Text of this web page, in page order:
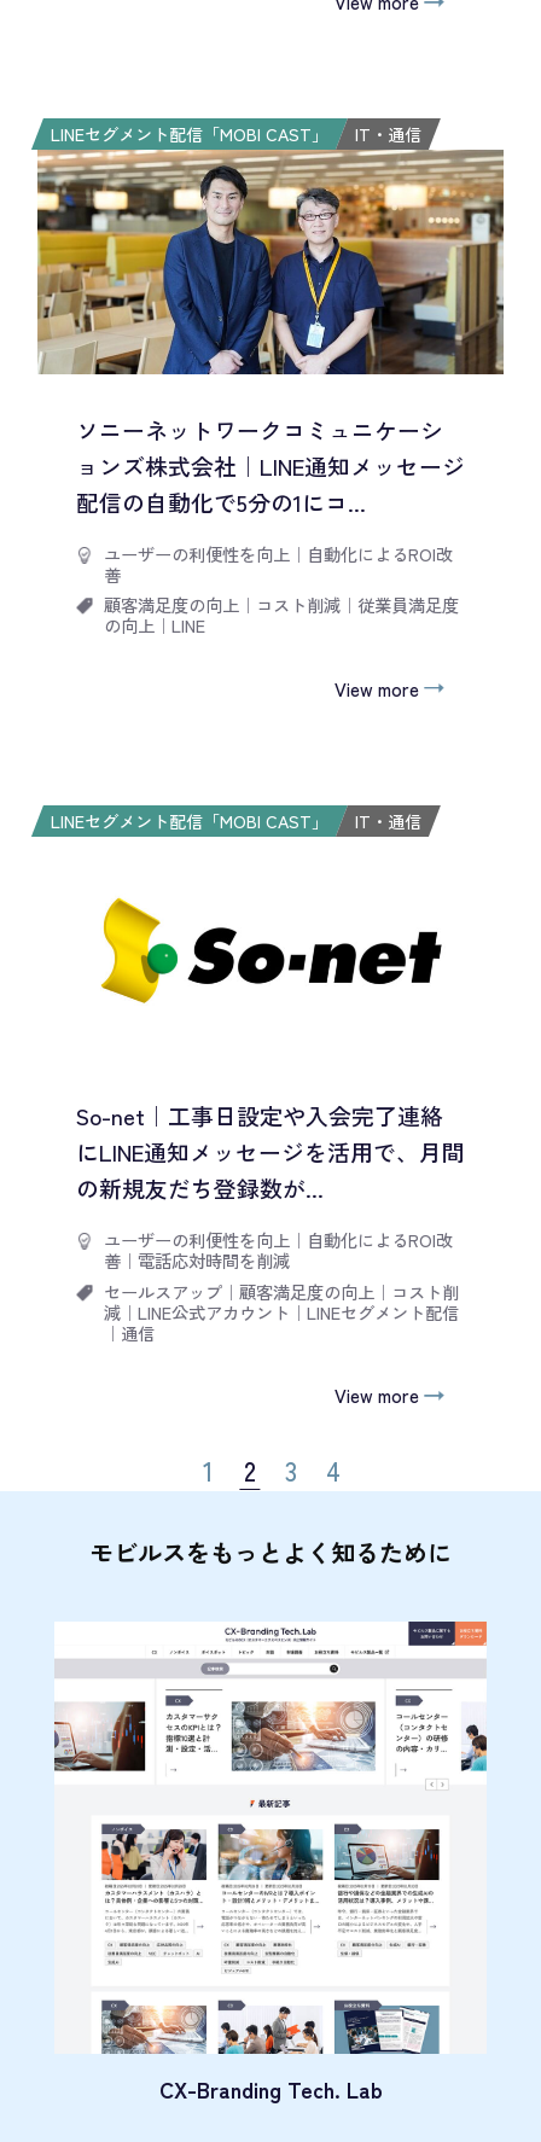
LINEセグメント配信「MOBI CAST」 IT・通信
ソニーネットワークコミュニケーシ
ョンズ株式会社｜LINE通知メッセージ
配信の自動化で5分の1にコ...
ユーザーの利便性を向上 ｜ 自動化によるROI改
善
顧客満足度の向上｜ コスト削減｜ 従業員満足度
の向上｜ LINE
View more
LINEセグメント配信「MOBI CAST」 IT・通信
So-net｜工事日設定や入会完了連絡
にLINE通知メッセージを活用で、月間
の新規友だち登録数が...
ユーザーの利便性を向上｜ 自動化によるROI改
善｜ 電話応対時間を削減
セールスアップ｜ 顧客満足度の向上 ｜ コスト削
減｜ LINE公式アカウント ｜ LINEセグメント配信
｜ 通信
View more
1 2 3 4
モビルスをもっとよく知るために
CX-Branding Tech. Lab